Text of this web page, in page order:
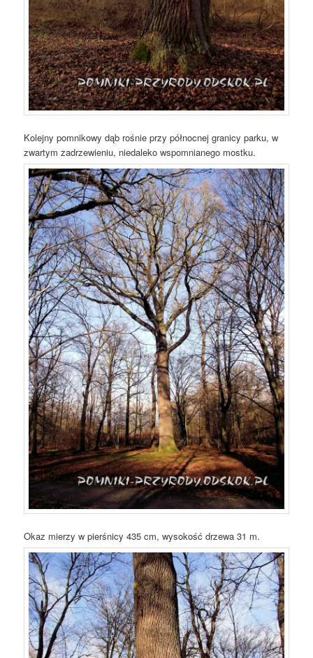
Kolejny pomnikowy dąb rośnie przy północnej granicy parku, w
zwartym zadrzewieniu, niedaleko wspomnianego mostku.
Okaz mierzy w pierśnicy 435 cm, wysokość drzewa 31 m.